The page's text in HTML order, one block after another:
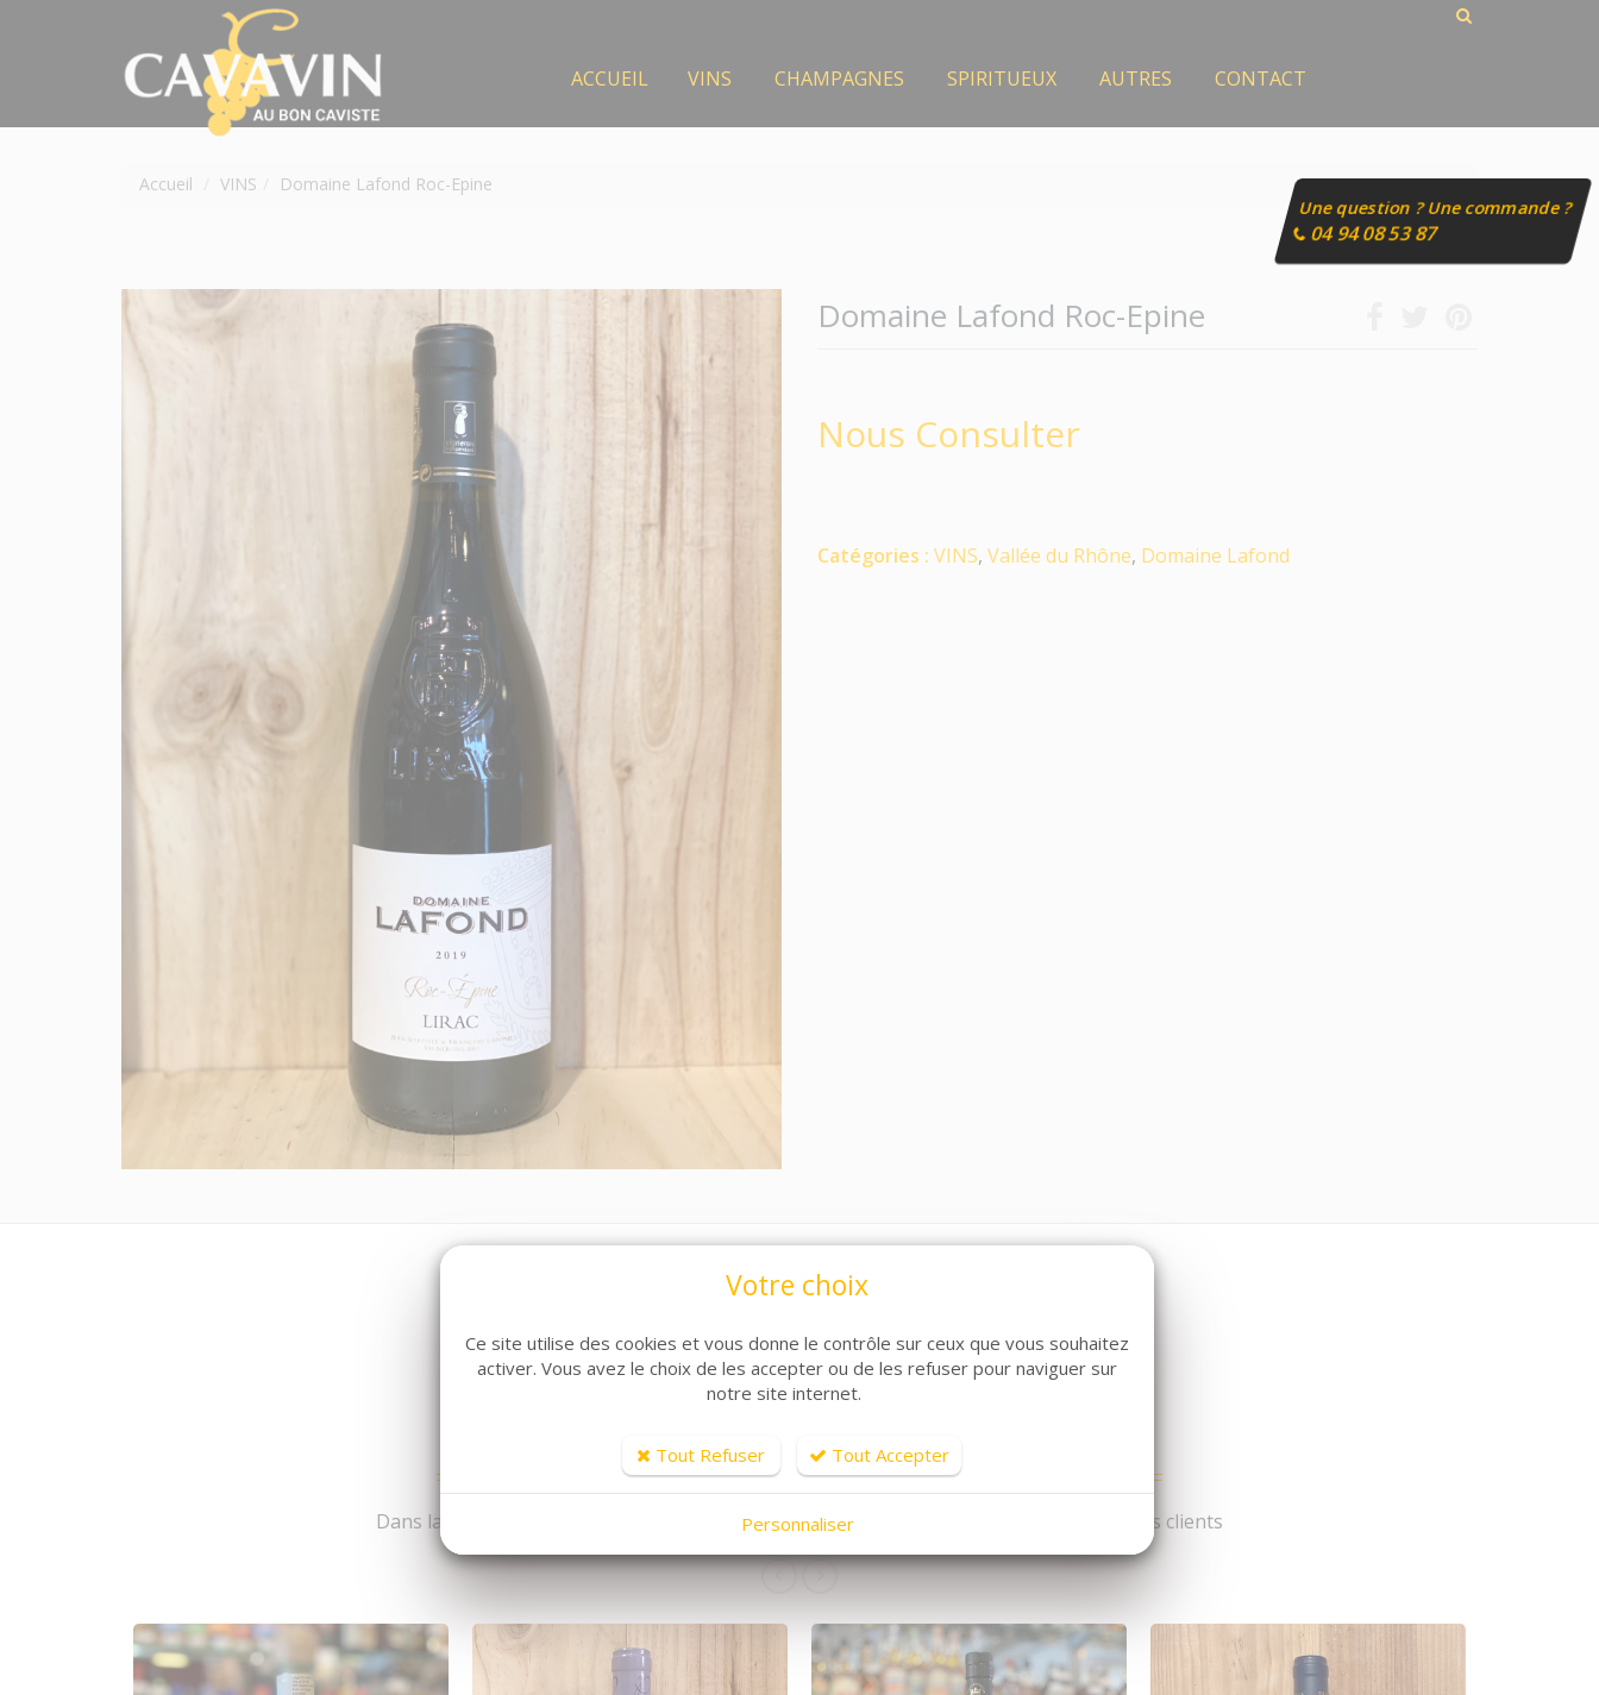
ACCUEIL VINS CHAMPAGNES SPIRITUEUX AUTRES CONTACT
Accueil VINS Domaine Lafond Roc-Epine
Domaine Lafond Roc-Epine
Nous Consulter
Catégories : VINS, Vallée du Rhône, Domaine Lafond
ARTICLES CONNEXES
Dans la même famille de produits, découvrez également ces produits plébiscités par nos clients
Une question ? Une commande ?
04 94 08 53 87
Votre choix
Ce site utilise des cookies et vous donne le contrôle sur ceux que vous souhaitez
activer. Vous avez le choix de les accepter ou de les refuser pour naviguer sur
notre site internet.
Tout Refuser Tout Accepter
Personnaliser